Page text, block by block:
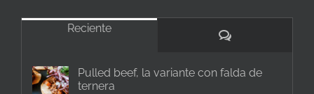
Reciente
Comentarios
Pulled beef, la variante con falda de
ternera